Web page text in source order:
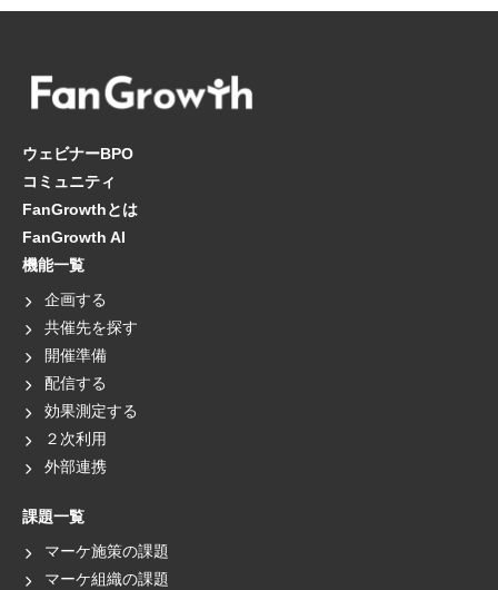
ウェビナーBPO
コミュニティ
FanGrowthとは
FanGrowth AI
機能一覧
企画する
共催先を探す
開催準備
配信する
効果測定する
２次利用
外部連携
課題一覧
マーケ施策の課題
マーケ組織の課題